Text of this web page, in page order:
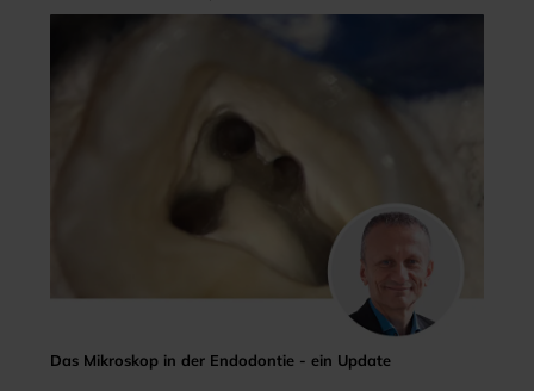
Das Mikroskop in der Endodontie - ein Update